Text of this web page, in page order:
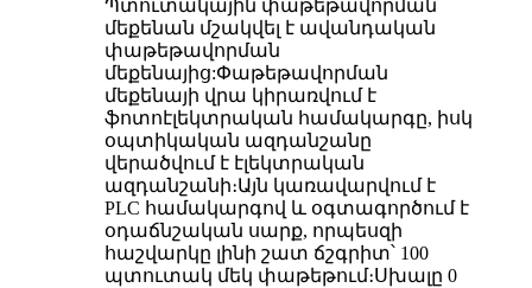
Պտուտակային փաթեթավորման
մեքենան մշակվել է ավանդական
փաթեթավորման
մեքենայից:Փաթեթավորման
մեքենայի վրա կիրառվում է
ֆոտոէլեկտրական համակարգը, իսկ
օպտիկական ազդանշանը
վերածվում է էլեկտրական
ազդանշանի։Այն կառավարվում է
PLC համակարգով և օգտագործում է
օդաճնշական սարք, որպեսզի
հաշվարկը լինի շատ ճշգրիտ՝ 100
պտուտակ մեկ փաթեթում։Սխալը 0